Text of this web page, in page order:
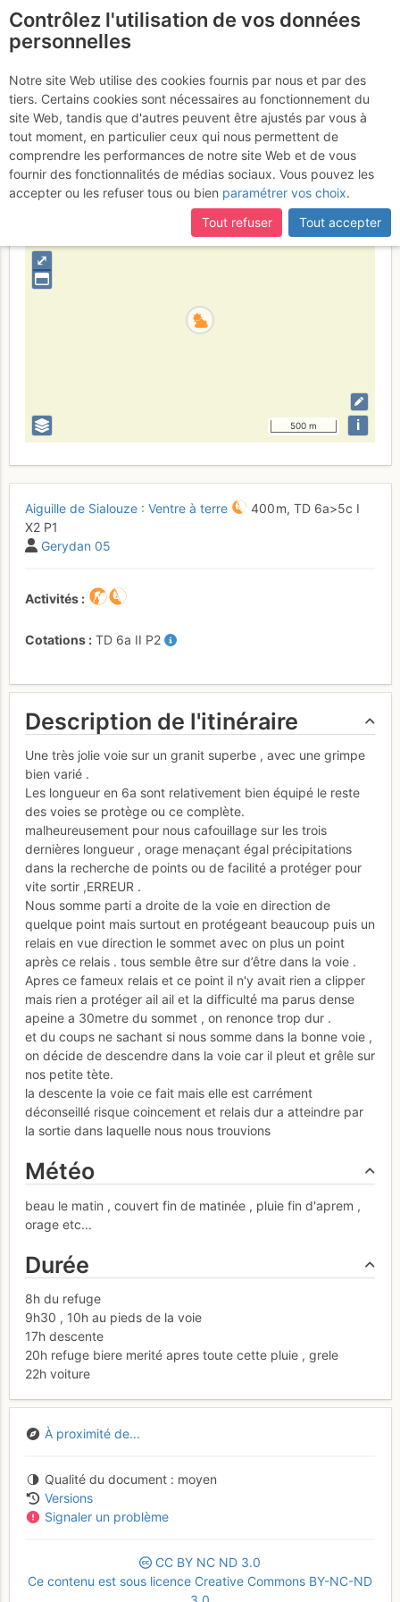
Aiguille de Sialouze :
Ventre à terre
Samedi 29 juillet 2017
France Hautes-Alpes Écrins
⤢
500 m i
Aiguille de Sialouze : Ventre à terre 400 m, TD 6a>5c I
X2 P1
Gerydan 05
Activités
Cotations TD 6a II P2
Description de l'itinéraire
Une très jolie voie sur un granit superbe , avec une grimpe
bien varié .
Les longueur en 6a sont relativement bien équipé le reste
des voies se protège ou ce complète.
malheureusement pour nous cafouillage sur les trois
dernières longueur , orage menaçant égal précipitations
dans la recherche de points ou de facilité a protéger pour
vite sortir ,ERREUR .
Nous somme parti a droite de la voie en direction de
quelque point mais surtout en protégeant beaucoup puis un
relais en vue direction le sommet avec on plus un point
après ce relais . tous semble être sur d’être dans la voie .
Apres ce fameux relais et ce point il n'y avait rien a clipper
mais rien a protéger ail ail et la difficulté ma parus dense
apeine a 30metre du sommet , on renonce trop dur .
et du coups ne sachant si nous somme dans la bonne voie ,
on décide de descendre dans la voie car il pleut et grêle sur
nos petite tète.
la descente la voie ce fait mais elle est carrément
déconseillé risque coincement et relais dur a atteindre par
la sortie dans laquelle nous nous trouvions
Météo
beau le matin , couvert fin de matinée , pluie fin d'aprem ,
orage etc...
Durée
8h du refuge
9h30 , 10h au pieds de la voie
17h descente
20h refuge biere merité apres toute cette pluie , grele
22h voiture
À proximité de...
Qualité du document
moyen
Versions
Signaler un problème
CC BY NC ND 3.0
Ce contenu est sous licence Creative Commons BY-NC-ND
Contrôlez l'utilisation de vos données
personnelles
Notre site Web utilise des cookies fournis par nous et par des
tiers. Certains cookies sont nécessaires au fonctionnement du
site Web, tandis que d'autres peuvent être ajustés par vous à
tout moment, en particulier ceux qui nous permettent de
comprendre les performances de notre site Web et de vous
fournir des fonctionnalités de médias sociaux. Vous pouvez les
accepter ou les refuser tous ou bien paramétrer vos choix.
Tout refuser
Tout accepter